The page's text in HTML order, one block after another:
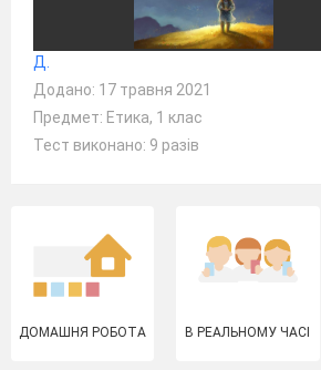
Д.
Додано: 17 травня 2021
Предмет: Етика, 1 клас
Тест виконано: 9 разів
ДОМАШНЯ РОБОТА В РЕАЛЬНОМУ ЧАСІ